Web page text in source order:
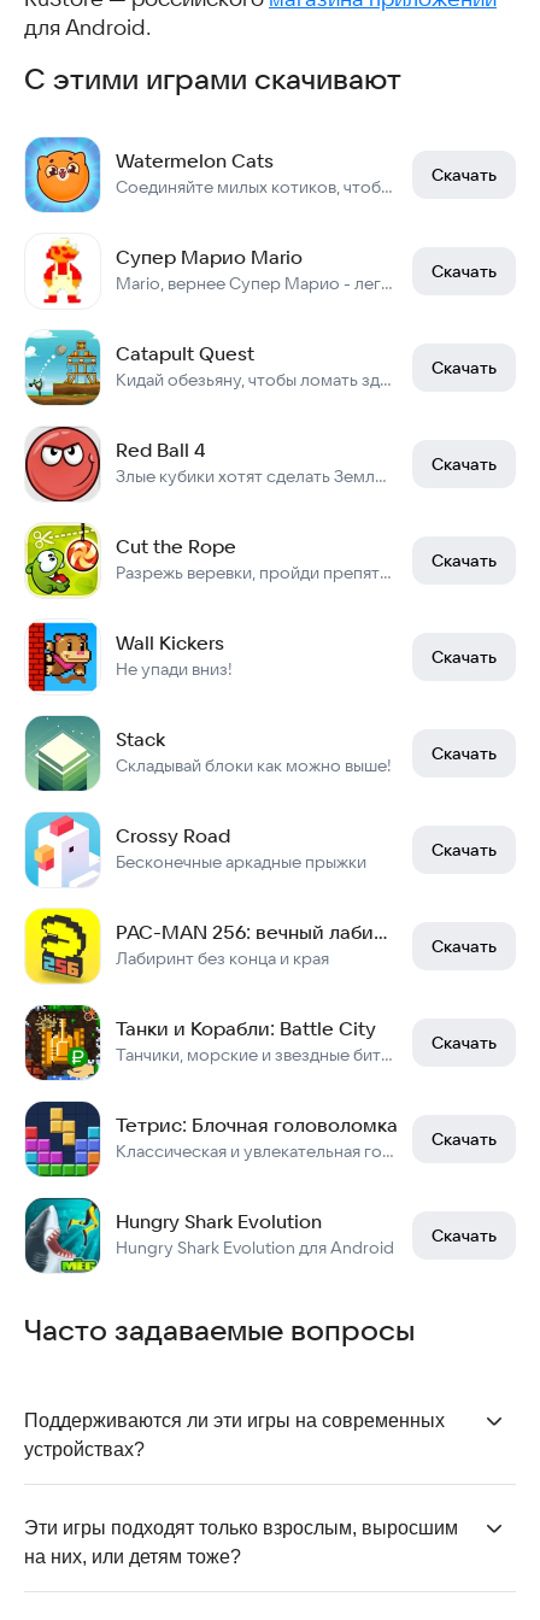
для Android.
С этими играми скачивают
Watermelon Cats
Соединяйте милых котиков, чтобы получить более крупных котиков и очки за них!
Скачать
Супер Марио Mario
Mario, вернее Супер Марио - легендарная игра 8 бит Денди эпохи.
Скачать
Catapult Quest
Кидай обезьяну, чтобы ломать здания и собирать бананы
Скачать
Red Ball 4
Злые кубики хотят сделать Землю квадратной, дайте им отпор!
Скачать
Cut the Rope
Разрежь веревки, пройди препятствия, собери звезды и покорми Ам Няма
Скачать
Wall Kickers
Не упади вниз!
Скачать
Stack
Складывай блоки как можно выше!
Скачать
Crossy Road
Бесконечные аркадные прыжки
Скачать
PAC-MAN 256: вечный лабиринт
Лабиринт без конца и края
Скачать
Танки и Корабли: Battle City
Танчики, морские и звездные битвы
Скачать
Тетрис: Блочная головоломка
Классическая и увлекательная головоломка. Блок Пазл. тетрис. головоломки. аркады
Скачать
Hungry Shark Evolution
Hungry Shark Evolution для Android
Скачать
Часто задаваемые вопросы
Поддерживаются ли эти игры на современных
устройствах?
устройствах без необходимости использовать
старые приставки или эмуляторы. Классические
Эти игры подходят только взрослым, выросшим
на них, или детям тоже?